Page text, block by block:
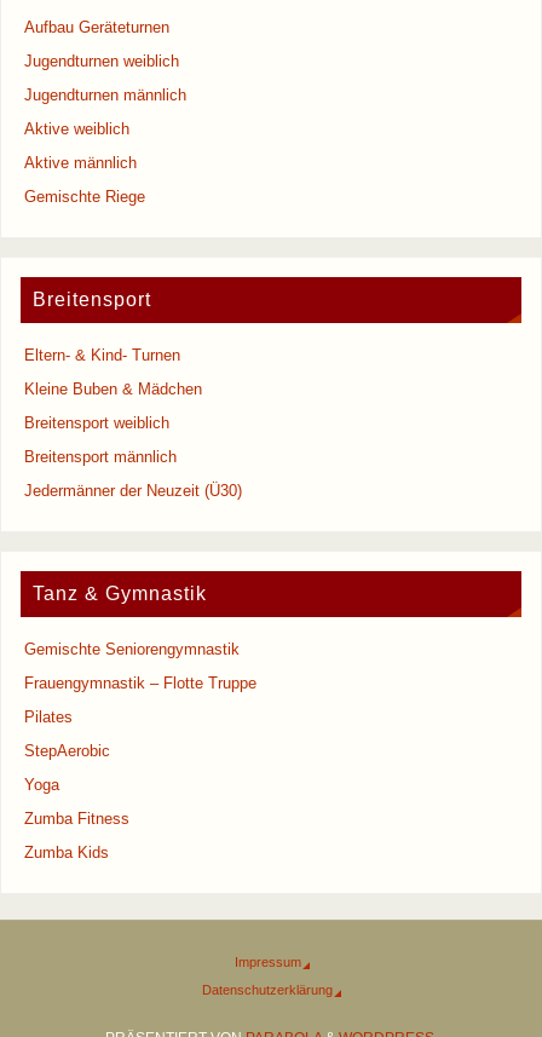
Aufbau Geräteturnen
Jugendturnen weiblich
Jugendturnen männlich
Aktive weiblich
Aktive männlich
Gemischte Riege
Breitensport
Eltern- & Kind- Turnen
Kleine Buben & Mädchen
Breitensport weiblich
Breitensport männlich
Jedermänner der Neuzeit (Ü30)
Tanz & Gymnastik
Gemischte Seniorengymnastik
Frauengymnastik – Flotte Truppe
Pilates
StepAerobic
Yoga
Zumba Fitness
Zumba Kids
Impressum
Datenschutzerklärung